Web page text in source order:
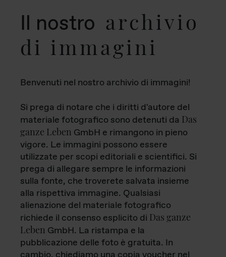
Il nostro archivio
di immagini
Benvenuti nel nostro archivio di immagini!
Si prega di notare che i diritti d'autore del
materiale fotografico sono detenuti da Das
ganze Leben GmbH e rimangono in pieno
vigore. Le immagini possono essere
utilizzate per scopi editoriali e scientifici. Si
prega di allegare sempre le informazioni
sulla fonte, che troverete salvata insieme
alla rispettiva immagine. Qualsiasi
alienazione del materiale fotografico
richiede il consenso esplicito di Das ganze
Leben GmbH. La ristampa e la
pubblicazione delle foto è gratuita. In
cambio, chiediamo una copia voucher nel